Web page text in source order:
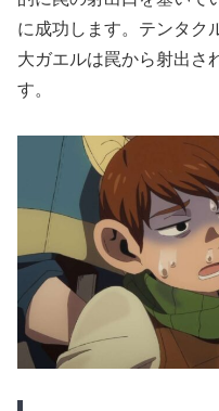
に成功します。テンタク
大ガエルは罠から射出さ
す。